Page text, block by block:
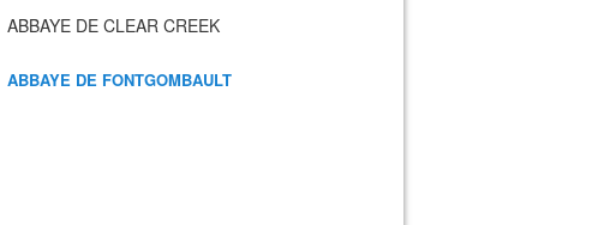
ABBAYE DE CLEAR CREEK
ABBAYE DE FONTGOMBAULT